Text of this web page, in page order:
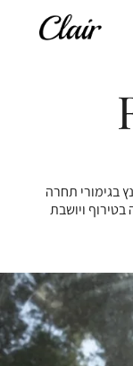
בגימורי תחרה
ויושבת